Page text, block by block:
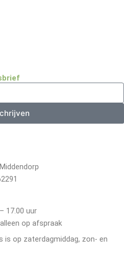
17.00 uur
op afspraak
is op zaterdagmiddag, zon- en